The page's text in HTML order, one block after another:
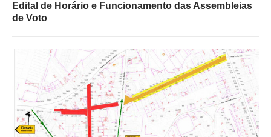
Edital de Horário e Funcionamento das Assembleias
de Voto